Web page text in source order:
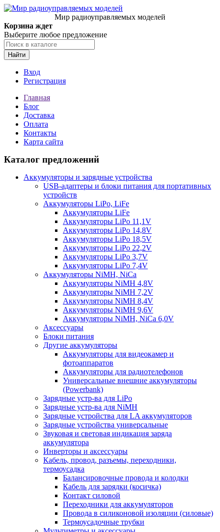
Мир радиоуправляемых моделей
Корзина ждет
Выберите любое предложение
Найти
Вход
Регистрация
Главная
Блог
Доставка
Оплата
Контакты
Карта сайта
Каталог предложений
Аккумуляторы и зарядные устройства
USB-адаптеры и блоки питания для портативных
устройств
Аккумуляторы LiPo, LiFe
Аккумуляторы LiFe
Аккумуляторы LiPo 11,1V
Аккумуляторы LiPo 14,8V
Аккумуляторы LiPo 18,5V
Аккумуляторы LiPo 22,2V
Аккумуляторы LiPo 3,7V
Аккумуляторы LiPo 7,4V
Аккумуляторы NiMH, NiCa
Аккумуляторы NiMH 4,8V
Аккумуляторы NiMH 7,2V
Аккумуляторы NiMH 8,4V
Аккумуляторы NiMH 9,6V
Аккумуляторы NiMH, NiCa 6,0V
Аксессуары
Блоки питания
Другие аккумуляторы
Аккумуляторы для видеокамер и
фотоаппаратов
Аккумуляторы для радиотелефонов
Универсальные внешние аккумуляторы
(Powerbank)
Зарядные устр-ва для LiPo
Зарядные устр-ва для NiMH
Зарядные устройства для LA аккумуляторов
Зарядные устройства универсальные
Звуковая и световая индикация заряда
аккумулятора
Инверторы и аксессуары
Кабель, провод, разъемы, переходники,
термоусадка
Балансировочные провода и колодки
Кабель для зарядки (косичка)
Контакт силовой
Переходники для аккумуляторов
Провода в силиконовой изоляции (силовые)
Термоусадочные трубки